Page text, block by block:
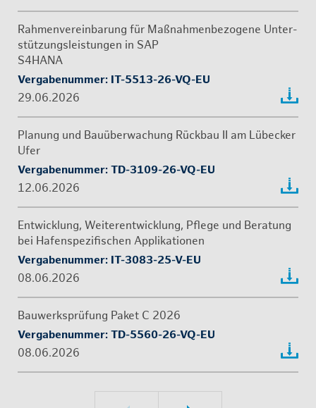
Rah­men­ver­ein­ba­rung für Maß­nah­men­be­zo­ge­ne Un­ter­
stüt­zungs­leis­tun­gen in SAP
S4HA­NA
Ver­ga­be­num­mer: IT-5513-26-VQ-EU
29.06.2026
Pla­nung und Bau­über­wa­chung Rück­bau II am Lü­be­cker
Ufer
Ver­ga­be­num­mer: TD-3109-26-VQ-EU
12.06.2026
Ent­wick­lung, Wei­ter­ent­wick­lung, Pfle­ge und Be­ra­tung
bei Ha­fen­spe­zi­fi­schen Ap­pli­ka­tio­nen
Ver­ga­be­num­mer: IT-3083-25-V-EU
08.06.2026
Bau­werks­prü­fung Paket C 2026
Ver­ga­be­num­mer: TD-5560-26-VQ-EU
08.06.2026